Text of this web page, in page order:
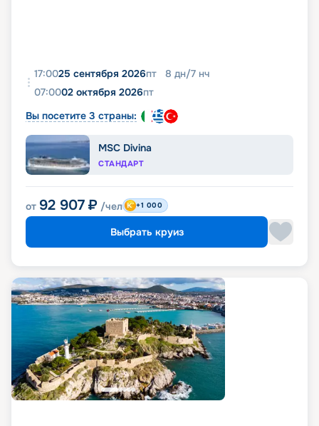
17:0025 сентября 2026пт 8 дн/7 нч
07:0002 октября 2026пт
Вы посетите 3 страны:
MSC Divina
СТАНДАРТ
от 92 907 ₽ /чел +1 000
Выбрать круиз